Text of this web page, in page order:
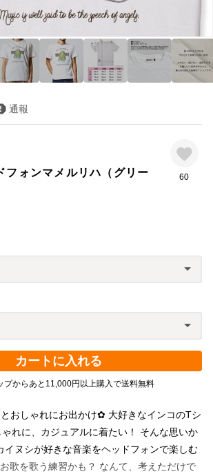
通報
フォンマメルリハ（グリー
60
カートに入れる
プからあと11,000円以上購入で送料無料
おしゃれにお出かけ✿ 大好きなインコのTシ
れに、カジュアルに着たい！ そんな思いか
イヌシが好きな音楽をヘッドフォンで楽しむ
歌を歌う練習かも？ なんて、考えただけで